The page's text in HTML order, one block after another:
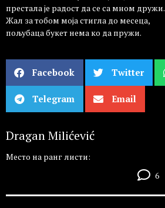
престала је радост да се са мном дружи.
Жал за тобом моја стигла до месеца,
пољубаца букет нема ко да пружи.
Facebook Twitter
Telegram Email
Dragan Milićević
Место на ранг листи:
6